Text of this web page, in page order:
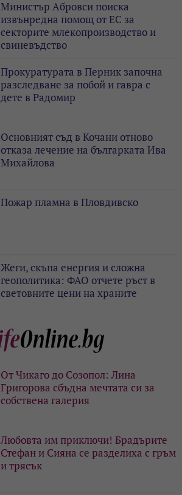
Министър Абровси поиска
извънредна помощ от ЕС за
секторите млекопроизводство и
свиневъдство
Прокуратурата в Перник започна
разследване за побой и гавра с
дете в Радомир
Основният съд в Кочани отново
отказа лечение на българката Ива
Михайлова
Пожар пламна в Пловдивско
Жеги, скъпа енергия и сложна
геополитика: ФАО отчете ръст в
световните цени на храните
От Чикаго до Созопол: Лина
Григорова сбъдна мечтата си за
собствена галерия
Любовта им приключи! Брадърите
Стефан и Сияна се разделиха с гръм
и трясък